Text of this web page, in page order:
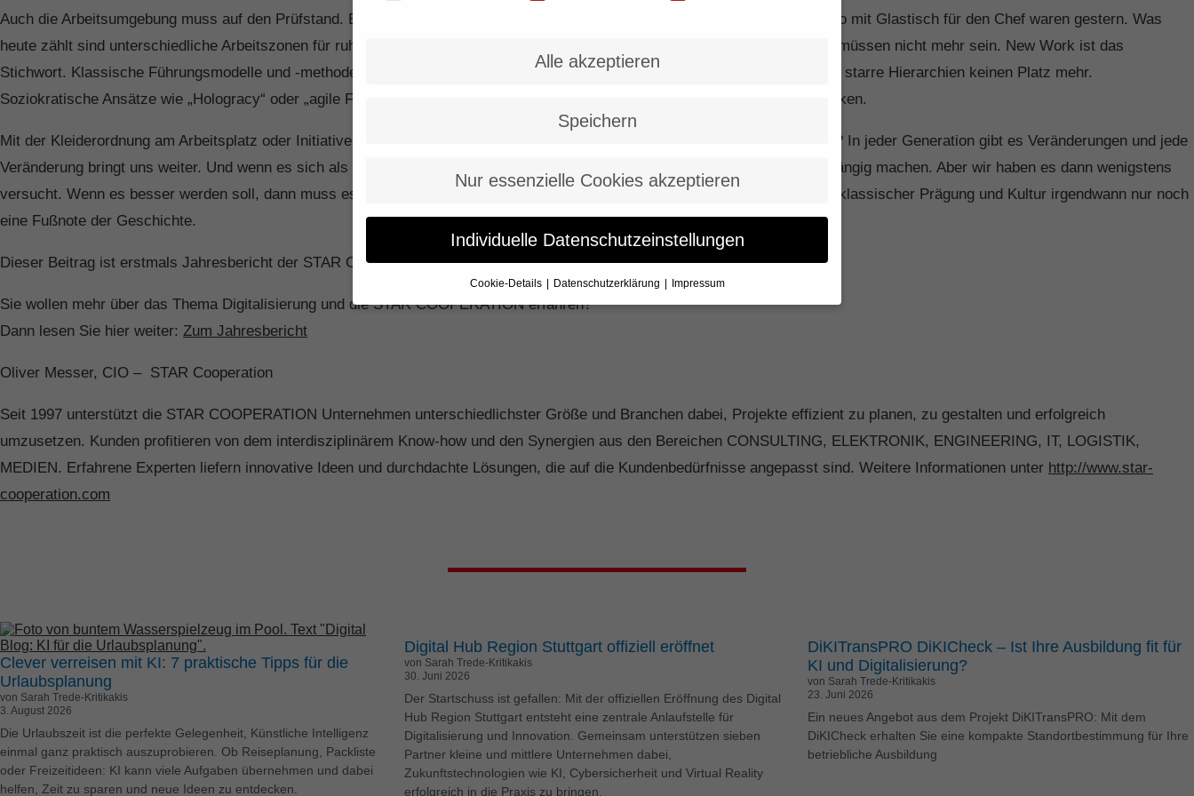
Auch die Arbeitsumgebung muss auf den Prüfstand. Ein Großraumbüro mit grauen Möbeln für die Mitarbeiter und ein Einzelbüro mit Glastisch für den Chef waren gestern. Was
heute zählt sind unterschiedliche Arbeitszonen für ruhiges, kooperatives oder kreatives Arbeiten. Fest zugeteilte Arbeitsplätze müssen nicht mehr sein. New Work ist das
Stichwort. Klassische Führungsmodelle und -methoden müssen in Frage gestellt werden, denn in Zeiten des Teamworks haben starre Hierarchien keinen Platz mehr.
Soziokratische Ansätze wie „Hologracy“ oder „agile Führung“ lösen Gewohntes ab. Das Alte ist zu hinterfragen und neu zu denken.
Mit der Kleiderordnung am Arbeitsplatz oder Initiativen wie #gerneperdu sind weitere Bereiche im Umbruch. Warum auch nicht? In jeder Generation gibt es Veränderungen und jede
Veränderung bringt uns weiter. Und wenn es sich als Fehler herausstellen sollte, können wir es gemeinsam auch wieder rückgängig machen. Aber wir haben es dann wenigstens
versucht. Wenn es besser werden soll, dann muss es manchmal einfach anders werden. Sonst sind heutige Unternehmen mit klassischer Prägung und Kultur irgendwann nur noch
eine Fußnote der Geschichte.
Dieser Beitrag ist erstmals Jahresbericht der STAR COOPERATION „Report 2019“ erschienen.
Sie wollen mehr über das Thema Digitalisierung und die STAR COOPERATION erfahren?
Dann lesen Sie hier weiter: Zum Jahresbericht
Oliver Messer, CIO – STAR Cooperation
Seit 1997 unterstützt die STAR COOPERATION Unternehmen unterschiedlichster Größe und Branchen dabei, Projekte effizient zu planen, zu gestalten und erfolgreich
umzusetzen. Kunden profitieren von dem interdisziplinärem Know-how und den Synergien aus den Bereichen CONSULTING, ELEKTRONIK, ENGINEERING, IT, LOGISTIK,
MEDIEN. Erfahrene Experten liefern innovative Ideen und durchdachte Lösungen, die auf die Kundenbedürfnisse angepasst sind. Weitere Informationen unter http://www.star-
cooperation.com
Clever verreisen mit KI: 7 praktische Tipps für die
Urlaubsplanung
von Sarah Trede-Kritikakis
3. August 2026
Die Urlaubszeit ist die perfekte Gelegenheit, Künstliche Intelligenz
einmal ganz praktisch auszuprobieren. Ob Reiseplanung, Packliste
oder Freizeitideen: KI kann viele Aufgaben übernehmen und dabei
helfen, Zeit zu sparen und neue Ideen zu entdecken.
Digital Hub Region Stuttgart offiziell eröffnet
von Sarah Trede-Kritikakis
30. Juni 2026
Der Startschuss ist gefallen: Mit der offiziellen Eröffnung des Digital
Hub Region Stuttgart entsteht eine zentrale Anlaufstelle für
Digitalisierung und Innovation. Gemeinsam unterstützen sieben
Partner kleine und mittlere Unternehmen dabei,
Zukunftstechnologien wie KI, Cybersicherheit und Virtual Reality
erfolgreich in die Praxis zu bringen.
DiKITransPRO DiKICheck – Ist Ihre Ausbildung fit für
KI und Digitalisierung?
von Sarah Trede-Kritikakis
23. Juni 2026
Ein neues Angebot aus dem Projekt DiKITransPRO: Mit dem
DiKICheck erhalten Sie eine kompakte Standortbestimmung für Ihre
betriebliche Ausbildung
Alle akzeptieren
Speichern
Nur essenzielle Cookies akzeptieren
Individuelle Datenschutzeinstellungen
Cookie-Details Datenschutzerklärung Impressum
Datenschutzeinstellungen
deren Funktionen erforderlich, erlauben aber keinerlei Sammlung von
Nutzungsdaten o.Ä. Personenbezogene Daten können verarbeitet
werden (z. B. IP-Adressen), z. B. für personalisierte Anzeigen und Inhalte
oder Anzeigen- und Inhaltsmessung.
Weitere Informationen über die
Nur essenzielle Cookies akzeptieren
Datenschutzeinstellungen
Essenziell (1)
Essenzielle Cookies ermöglichen grundlegende Funktionen und sind für die
einwandfreie Funktion der Website erforderlich.